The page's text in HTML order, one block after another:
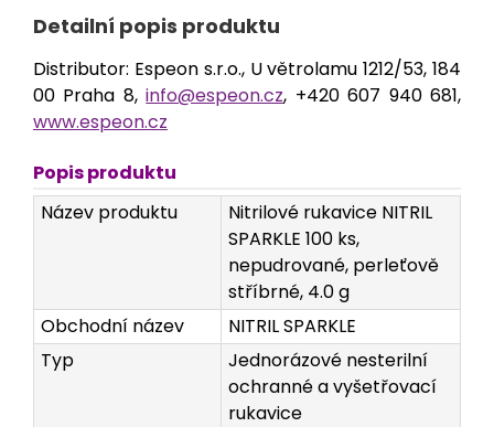
Detailní popis produktu
Distributor: Espeon s.r.o., U větrolamu 1212/53, 184
00 Praha 8,info@espeon.cz, +420 607 940 681,
www.espeon.cz
Popis produktu
Název produktu
Nitrilové rukavice NITRIL
SPARKLE 100 ks,
nepudrované, perleťově
stříbrné, 4.0 g
Obchodní název
NITRIL SPARKLE
Typ
Jednorázové nesterilní
ochranné a vyšetřovací
rukavice